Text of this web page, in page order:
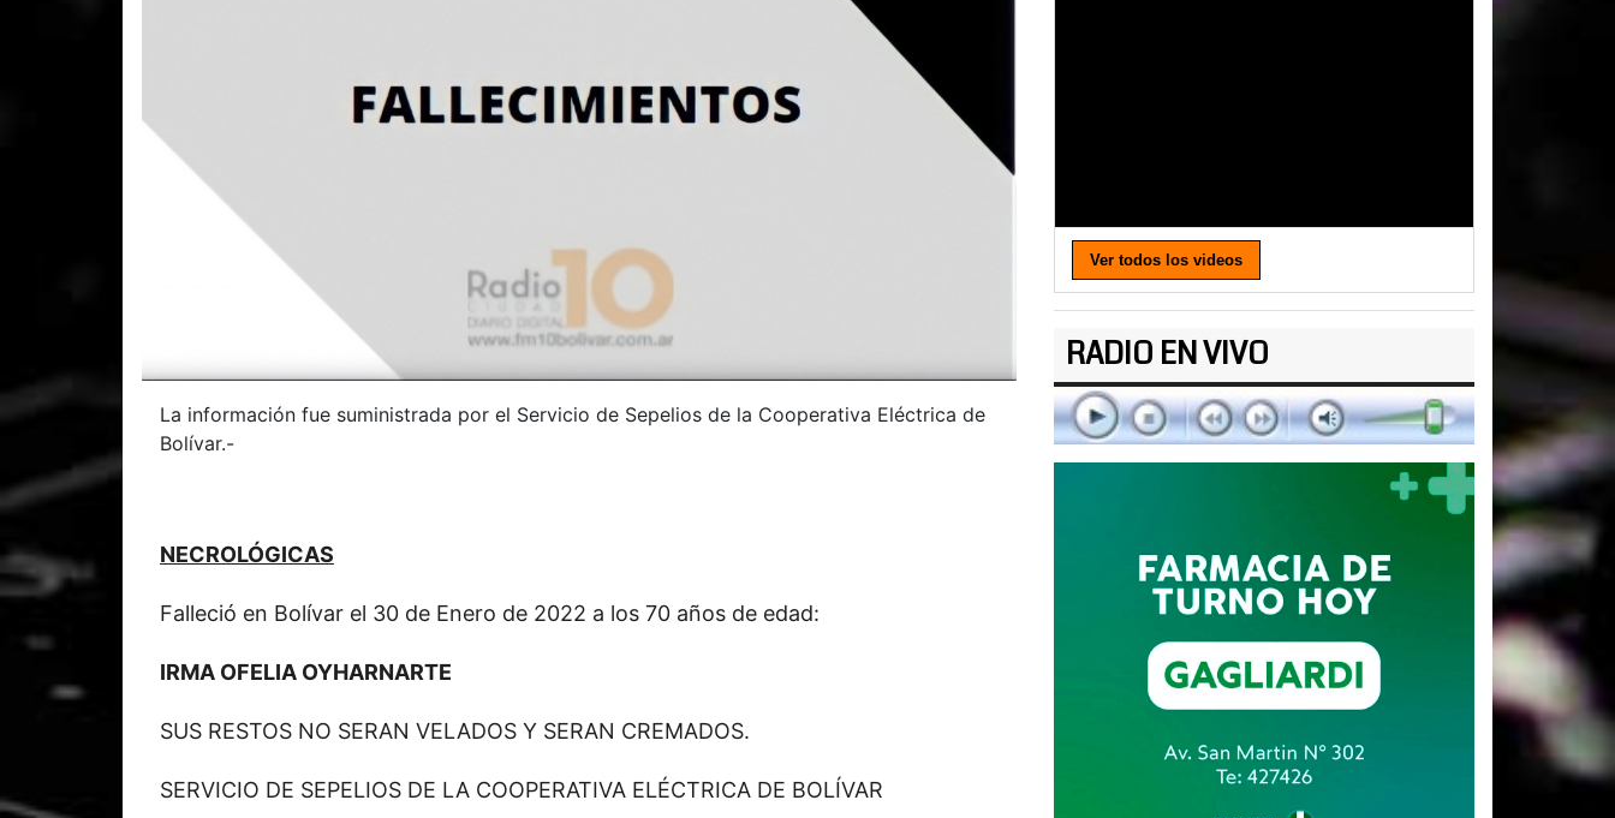
La información fue suministrada por el Servicio de Sepelios de la Cooperativa Eléctrica de
Bolívar.-
NECROLÓGICAS
Falleció en Bolívar el 30 de Enero de 2022 a los 70 años de edad:
IRMA OFELIA OYHARNARTE
SUS RESTOS NO SERAN VELADOS Y SERAN CREMADOS.
SERVICIO DE SEPELIOS DE LA COOPERATIVA ELÉCTRICA DE BOLÍVAR
Ver todos los videos
RADIO EN VIVO